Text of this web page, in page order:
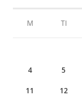
M TI
4 5
11 12